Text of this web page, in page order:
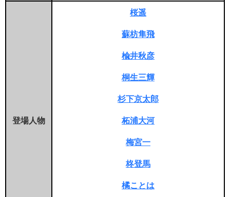
登場人物
桜遥
蘇枋隼飛
楡井秋彦
桐生三輝
杉下京太郎
柘浦大河
梅宮一
柊登馬
橘ことは